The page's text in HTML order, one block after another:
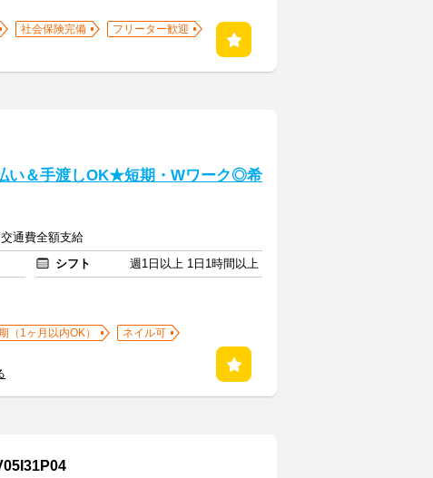
社会保険完備
フリーター歓迎
い＆手渡しOK★短期・Wワーク◎希
通費全額支給
シフト
週1日以上 1日1時間以上
（1ヶ月以内OK）
ネイル可